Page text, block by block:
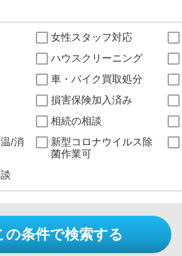
女性スタッフ対応
ハウスクリーニング
車・バイク買取処分
損害保険加入済み
相続の相談
/消
新型コロナウイルス除
菌作業可
の条件で検索する